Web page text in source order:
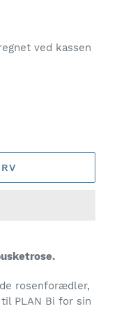
ved kassen
rosenforædler,
PLAN Bi for sin